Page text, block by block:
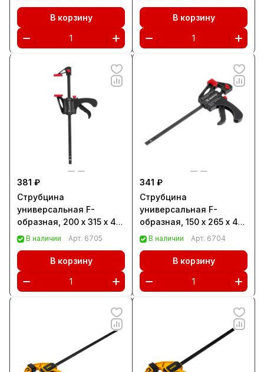
двухкомпонентная
рукоятка Сибртех
(20565)
В корзину
двухкомпонентная
рукоятка Сибртех
(20564)
В корзину
381 ₽
Струбцина
универсальная F-
образная, 200 х 315 х 45
мм, пластмассовый
В наличии Арт. 6705
В корзину
341 ₽
Струбцина
универсальная F-
образная, 150 х 265 х 45
мм, пластмассовый
В наличии Арт. 6704
В корзину